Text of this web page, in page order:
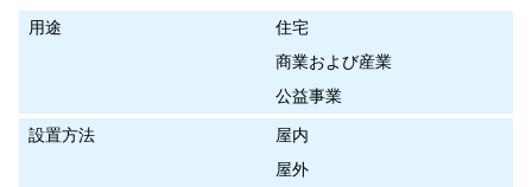
用途
住宅
商業および産業
公益事業
設置方法
屋内
屋外